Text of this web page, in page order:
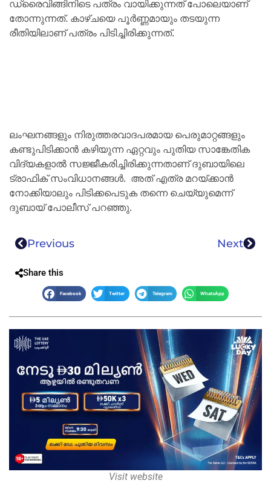
ഡ്രൈവിങ്ങിനിടെ പത്രം വായിക്കുന്നത് പോലെയാണ്
തോന്നുന്നത്. കാഴ്ചയെ പൂർണ്ണമായും തടയുന്ന
രീതിയിലാണ് പത്രം പിടിച്ചിരിക്കുന്നത്.
ലംഘനങ്ങളും നിരുത്തരവാദപരമായ പെരുമാറ്റങ്ങളും
കണ്ടുപിടിക്കാൻ കഴിയുന്ന ഏറ്റവും പുതിയ സാങ്കേതിക
വിദ്യകളാൽ സജ്ജീകരിച്ചിരിക്കുന്നതാണ് ദുബായിലെ
ട്രാഫിക് സംവിധാനങ്ങൾ. അത് എത്ര മറയ്ക്കാൻ
നോക്കിയാലും പിടിക്കപെടുക തന്നെ ചെയ്യുമെന്ന്
ദുബായ് പോലീസ് പറഞ്ഞു.
Previous Next
Share this
Facebook Twitter Telegram WhatsApp
Visit website